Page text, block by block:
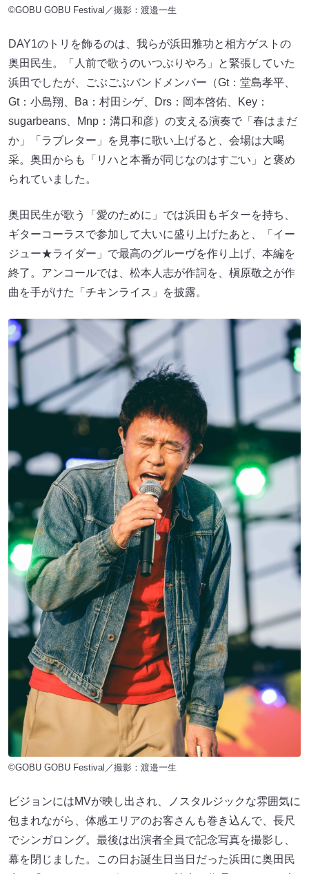
©GOBU GOBU Festival／撮影：渡邉一生
DAY1のトリを飾るのは、我らが浜田雅功と相方ゲストの
奥田民生。「人前で歌うのいつぶりやろ」と緊張していた
浜田でしたが、ごぶごぶバンドメンバー（Gt：堂島孝平、
Gt：小島翔、Ba：村田シゲ、Drs：岡本啓佑、Key：
sugarbeans、Mnp：溝口和彦）の支える演奏で「春はまだ
か」「ラブレター」を見事に歌い上げると、会場は大喝
采。奥田からも「リハと本番が同じなのはすごい」と褒め
られていました。
奥田民生が歌う「愛のために」では浜田もギターを持ち、
ギターコーラスで参加して大いに盛り上げたあと、「イー
ジュー★ライダー」で最高のグルーヴを作り上げ、本編を
終了。アンコールでは、松本人志が作詞を、槇原敬之が作
曲を手がけた「チキンライス」を披露。
©GOBU GOBU Festival／撮影：渡邉一生
ビジョンにはMVが映し出され、ノスタルジックな雰囲気に
包まれながら、体感エリアのお客さんも巻き込んで、長尺
でシンガロング。最後は出演者全員で記念写真を撮影し、
幕を閉じました。この日お誕生日当日だった浜田に奥田民